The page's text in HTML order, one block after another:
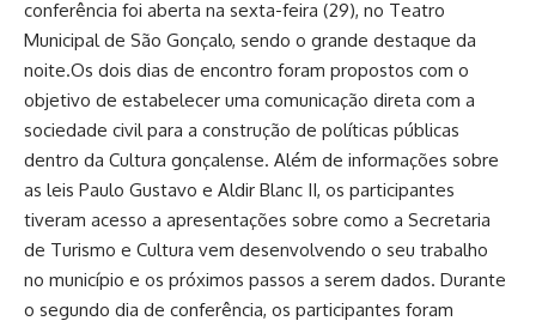
conferência foi aberta na sexta-feira (29), no Teatro
Municipal de São Gonçalo, sendo o grande destaque da
noite.Os dois dias de encontro foram propostos com o
objetivo de estabelecer uma comunicação direta com a
sociedade civil para a construção de políticas públicas
dentro da Cultura gonçalense. Além de informações sobre
as leis Paulo Gustavo e Aldir Blanc II, os participantes
tiveram acesso a apresentações sobre como a Secretaria
de Turismo e Cultura vem desenvolvendo o seu trabalho
no município e os próximos passos a serem dados. Durante
o segundo dia de conferência, os participantes foram